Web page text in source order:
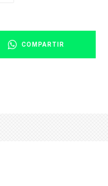
COMPARTIR